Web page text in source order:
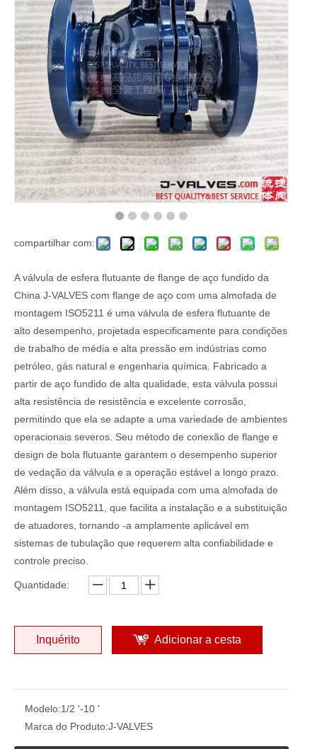
compartilhar com:
A válvula de esfera flutuante de flange de aço fundido da
China J-VALVES com flange de aço com uma almofada de
montagem ISO5211 é uma válvula de esfera flutuante de
alto desempenho, projetada especificamente para condições
de trabalho de média e alta pressão em indústrias como
petróleo, gás natural e engenharia química. Fabricado a
partir de aço fundido de alta qualidade, esta válvula possui
alta resistência de resistência e excelente corrosão,
permitindo que ela se adapte a uma variedade de ambientes
operacionais severos. Seu método de conexão de flange e
design de bola flutuante garantem o desempenho superior
de vedação da válvula e a operação estável a longo prazo.
Além disso, a válvula está equipada com uma almofada de
montagem ISO5211, que facilita a instalação e a substituição
de atuadores, tornando -a amplamente aplicável em
sistemas de tubulação que requerem alta confiabilidade e
controle preciso.
Quantidade:
Inquérito Adicionar a cesta
Modelo:1/2 '-10 '
Marca do Produto:J-VALVES